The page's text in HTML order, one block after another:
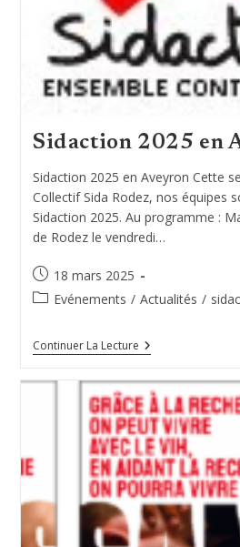
Sidaction 2025 en
Sidaction 2025 en Aveyron Cette
Collectif Sida Rodez, nos équipes
Sidaction 2025. Au programme :
de Rodez le vendredi…
Publication
publiée :
18 mars 2025
PostEvénements / Actualités /
Continuer La LectureSidaction
2025
Aveyron